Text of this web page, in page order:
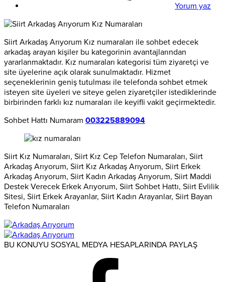
Yorum yaz
Siirt Arkadaş Arıyorum Kız numaraları ile sohbet edecek
arkadaş arayan kişiler bu kategorinin avantajlarından
yararlanmaktadır. Kız numaraları kategorisi tüm ziyaretçi ve
site üyelerine açık olarak sunulmaktadır. Hizmet
seçeneklerinin geniş tutulması ile telefonda sohbet etmek
isteyen site üyeleri ve siteye gelen ziyaretçiler istediklerinde
birbirinden farklı kız numaraları ile keyifli vakit geçirmektedir.
Sohbet Hattı Numaram 003225889094
Siirt Kız Numaraları, Siirt Kız Cep Telefon Numaraları, Siirt
Arkadaş Arıyorum, Siirt Kız Arkadaş Arıyorum, Siirt Erkek
Arkadaş Arıyorum, Siirt Kadın Arkadaş Arıyorum, Siirt Maddi
Destek Verecek Erkek Arıyorum, Siirt Sohbet Hattı, Siirt Evlilik
Sitesi, Siirt Erkek Arayanlar, Siirt Kadın Arayanlar, Siirt Bayan
Telefon Numaraları
BU KONUYU SOSYAL MEDYA HESAPLARINDA PAYLAŞ